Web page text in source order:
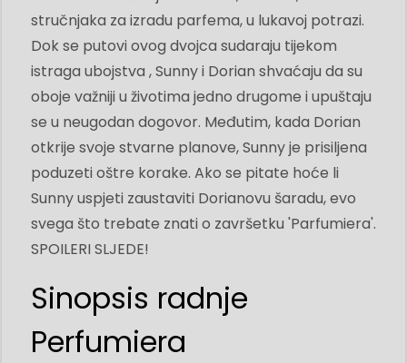
stručnjaka za izradu parfema, u lukavoj potrazi.
Dok se putovi ovog dvojca sudaraju tijekom
istraga ubojstva , Sunny i Dorian shvaćaju da su
oboje važniji u životima jedno drugome i upuštaju
se u neugodan dogovor. Međutim, kada Dorian
otkrije svoje stvarne planove, Sunny je prisiljena
poduzeti oštre korake. Ako se pitate hoće li
Sunny uspjeti zaustaviti Dorianovu šaradu, evo
svega što trebate znati o završetku 'Parfumiera'.
SPOILERI SLJEDE!
Sinopsis radnje
Perfumiera